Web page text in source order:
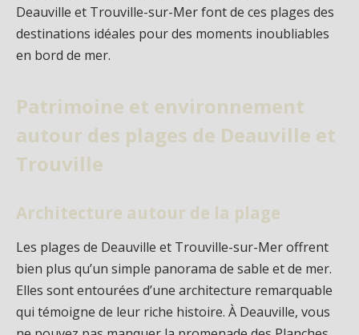
Deauville et Trouville-sur-Mer font de ces plages des
destinations idéales pour des moments inoubliables
en bord de mer.
Patrimoine et environnement
autour des plages de Deauville et
Trouville
Architecture autour de la plage
Les plages de Deauville et Trouville-sur-Mer offrent
bien plus qu’un simple panorama de sable et de mer.
Elles sont entourées d’une architecture remarquable
qui témoigne de leur riche histoire. À Deauville, vous